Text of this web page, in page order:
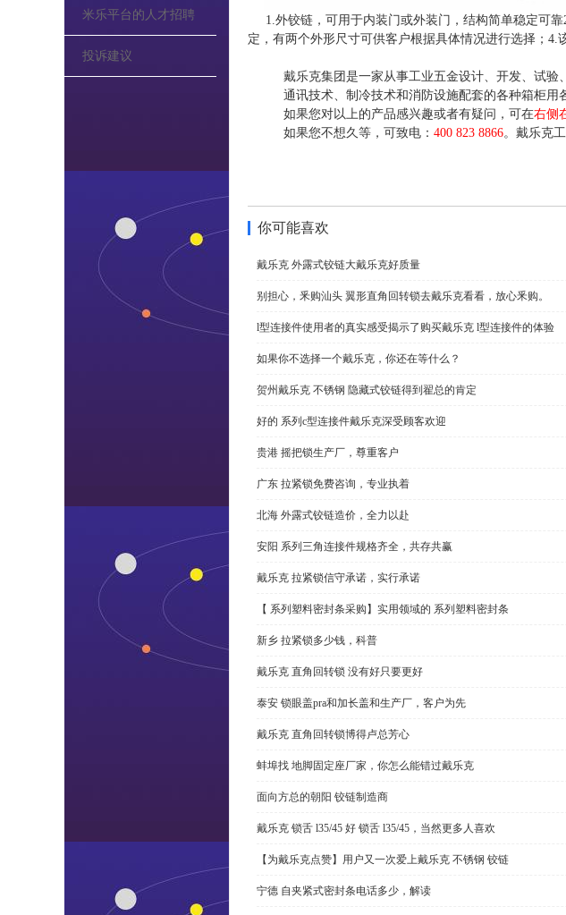
米乐平台的人才招聘
投诉建议
1.外铰链，可用于内装门或外装门，结构简单稳定可
定，有两个外形尺寸可供客户根据具体情况进行选择；4.
戴乐克集团是一家从事工业五金设计、开发、试验
通讯技术、制冷技术和消防设施配套的各种箱柜
如果您对以上的产品感兴趣或者有疑问，可在右侧
如果您不想久等，可致电： 400 823 8866。戴乐克
你可能喜欢
戴乐克 外露式铰链大戴乐克好质量
别担心，釆购汕头 翼形直角回转锁去戴乐克看看，放心釆购。
l型连接件使用者的真实感受揭示了购买戴乐克 l型连接件的体验
如果你不选择一个戴乐克，你还在等什么？
贺州戴乐克 不锈钢 隐藏式铰链得到翟总的肯定
好的 系列c型连接件戴乐克深受顾客欢迎
贵港 摇把锁生产厂，尊重客户
广东 拉紧锁免费咨询，专业执着
北海 外露式铰链造价，全力以赴
安阳 系列三角连接件规格齐全，共存共赢
戴乐克 拉紧锁信守承诺，实行承诺
【 系列塑料密封条采购】实用领域的 系列塑料密封条
新乡 拉紧锁多少钱，科普
戴乐克 直角回转锁 没有好只要更好
泰安 锁眼盖pra和加长盖和生产厂，客户为先
戴乐克 直角回转锁博得卢总芳心
蚌埠找 地脚固定座厂家，你怎么能错过戴乐克
面向方总的朝阳 铰链制造商
戴乐克 锁舌 l35/45 好 锁舌 l35/45，当然更多人喜欢
【为戴乐克点赞】用户又一次爱上戴乐克 不锈钢 铰链
宁德 自夹紧式密封条电话多少，解读